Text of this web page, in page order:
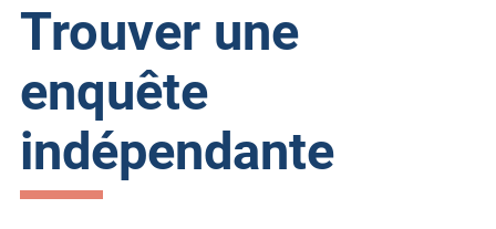
Trouver une
enquête
indépendante